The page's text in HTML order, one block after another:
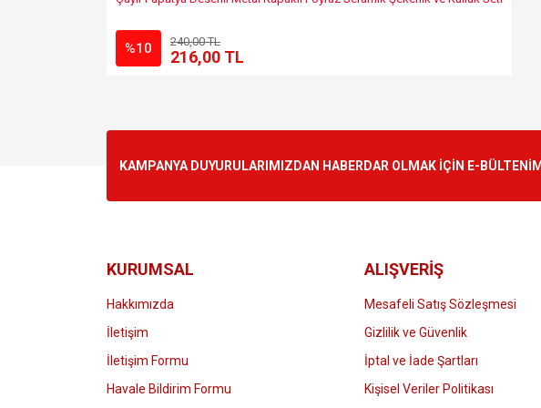
%10 240,00 TL
216,00 TL
KAMPANYA DUYURULARIMIZDAN HABERDAR OLMAK İÇİN E-
KURUMSAL
Hakkımızda
İletişim
İletişim Formu
Havale Bildirim Formu
ALIŞVERİŞ
Mesafeli Satış Sözleşmesi
Gizlilik ve Güvenlik
İptal ve İade Şartları
Kişisel Veriler Politikası